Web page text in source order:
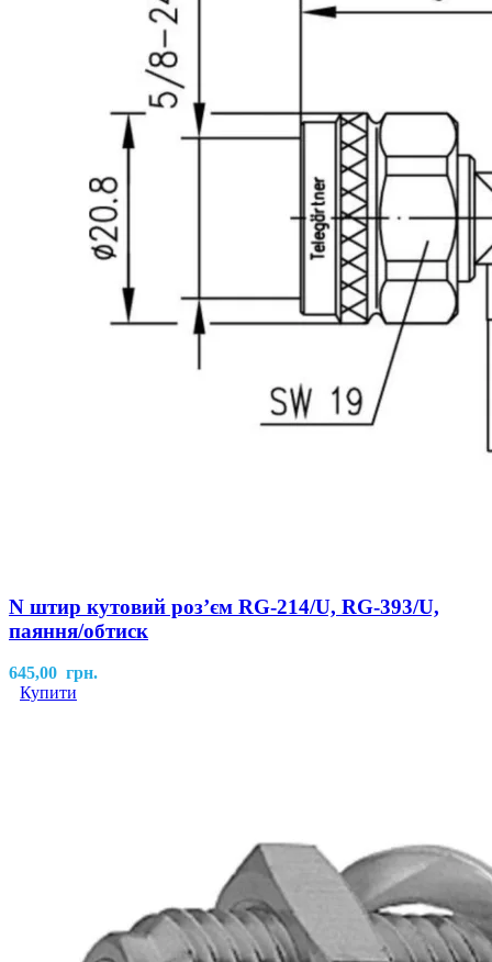
N штир кутовий роз’єм RG-214/U, RG-393/U,
паяння/обтиск
645,00 грн.
Купити